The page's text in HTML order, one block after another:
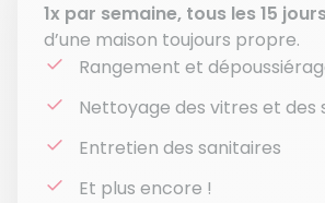
1x par semaine, tous les 15
d’une maison toujours propre.
Rangement et
Nettoyage des vitres et des
Entretien des sanitaires
Et plus encore !